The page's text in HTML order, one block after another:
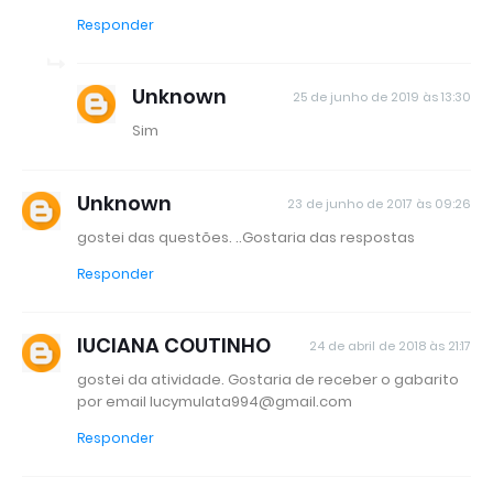
Responder
Unknown 25 de junho de 2019 às 13:30
Sim
Unknown 23 de junho de 2017 às 09:26
gostei das questões. ..Gostaria das respostas
Responder
lUCIANA COUTINHO 24 de abril de 2018 às 21:17
gostei da atividade. Gostaria de receber o gabarito
por email lucymulata994@gmail.com
Responder